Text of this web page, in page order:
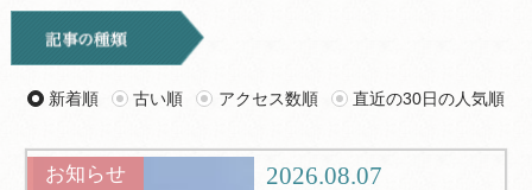
キャンプ
旅行記 ツアー
グルメ
新着順 古い順 アクセス数順 直近の30日の人気順
お知らせ 2026.08.07